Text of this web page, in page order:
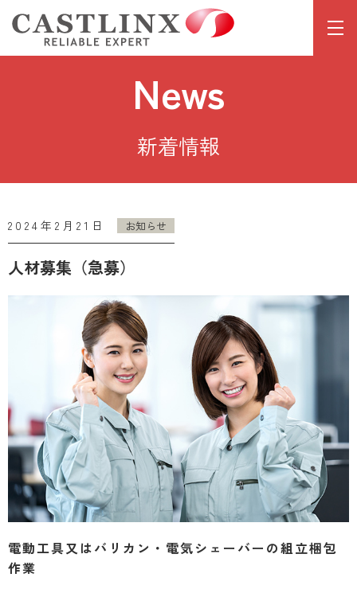
News
新着情報
2024年2月21日 お知らせ
人材募集（急募）
電動工具又はバリカン・電気シェーバーの組立梱包
作業